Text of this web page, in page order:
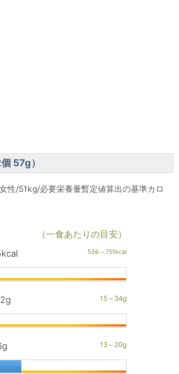
57g）
性/51kg/必要栄養量暫定値算出の基準カロ
（一食あたりの目安）